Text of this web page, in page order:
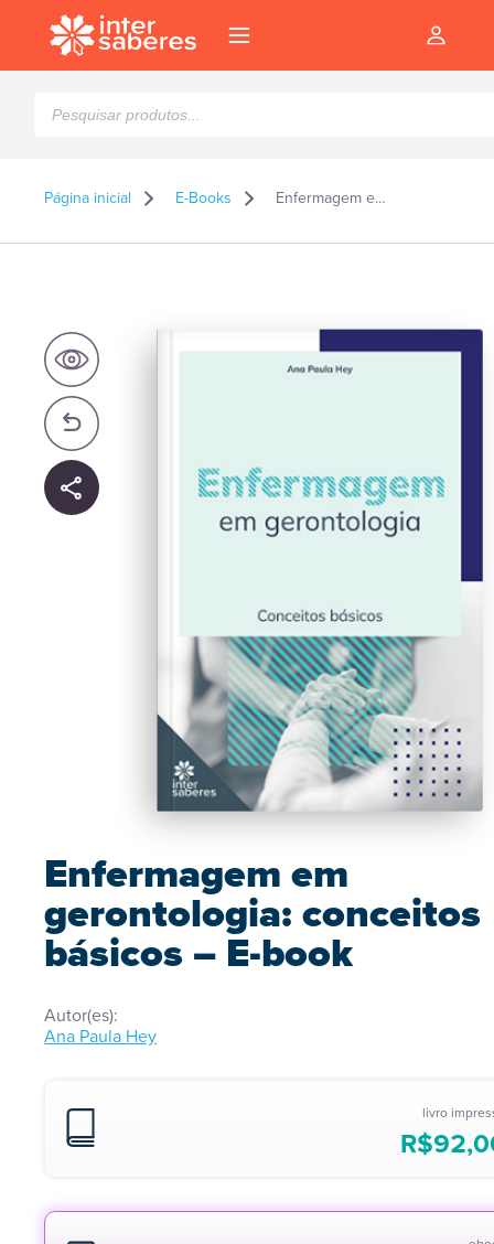
produtos
Página inicial E-Books Enfermagem em gerontologia: conceitos básicos – E-book
Enfermagem em
gerontologia: conceitos
básicos – E-book
Autor(es):
Ana Paula Hey
livro
R$